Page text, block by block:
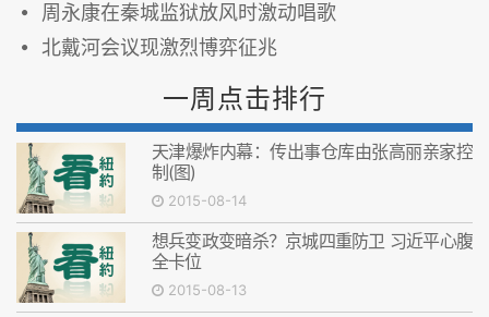
周永康在秦城监狱放风时激动唱歌
北戴河会议现激烈博弈征兆
一周点击排行
天津爆炸内幕：传出事仓库由张高丽亲家控
制(图)
2015-08-14
想兵变政变暗杀？京城四重防卫 习近平心腹
全卡位
2015-08-13